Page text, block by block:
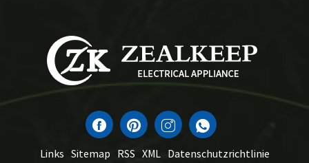
Links Sitemap RSS XML Datenschutzrichtlinie